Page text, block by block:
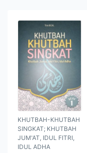
KHUTBAH-KHUTBAH
SINGKAT; KHUTBAH
JUM'AT, IDUL FITRI,
IDUL ADHA